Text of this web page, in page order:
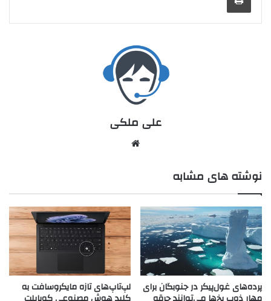
علی ملکی
نوشته های مشابه
پرده‌های غول‌پیکر در جنوبگان برای لپ‌تاپ‌های تازه مایکروسافت به